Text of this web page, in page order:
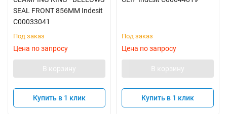
SEAL FRONT 856MM Indesit
C00033041
Под заказ
Цена по запросу
В корзину
Купить в 1 клик
Под заказ
Цена по запросу
В корзину
Купить в 1 клик